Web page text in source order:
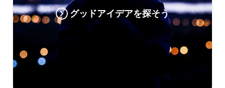
グッドアイデアを探そう